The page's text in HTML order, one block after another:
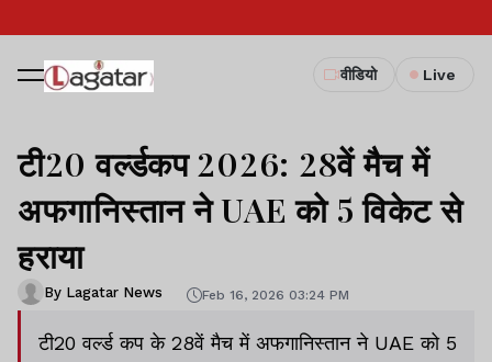
वीडियो Live
टी20 वर्ल्डकप 2026: 28वें मैच में
अफगानिस्तान ने UAE को 5 विकेट से
हराया
By Lagatar News Feb 16, 2026 03:24 PM
टी20 वर्ल्ड कप के 28वें मैच में अफगानिस्तान ने UAE को 5